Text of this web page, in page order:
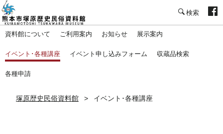
資料館について ご利用案内 お知らせ 展示案内
イベント･各種講座 イベント申し込みフォーム 収蔵品検索
各種申請
塚原歴史民俗資料館 イベント･各種講座